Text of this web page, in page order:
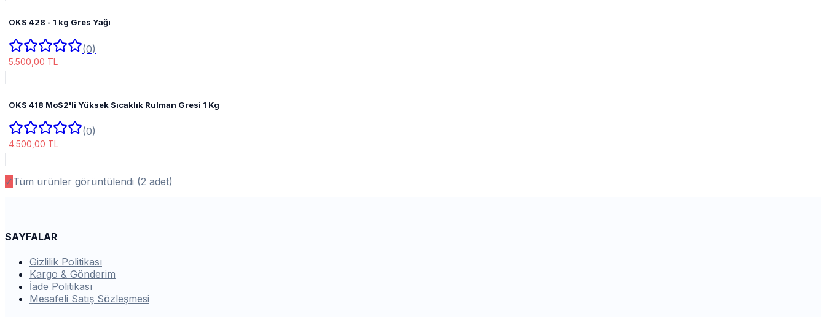
OKS 428 - 1 kg Gres Yağı
(0)
5.500,00 TL
OKS 418 MoS2'li Yüksek Sıcaklık Rulman Gresi 1 Kg
(0)
4.500,00 TL
✓Tüm ürünler görüntülendi (2 adet)
SAYFALAR
Gizlilik Politikası
Kargo & Gönderim
İade Politikası
Mesafeli Satış Sözleşmesi